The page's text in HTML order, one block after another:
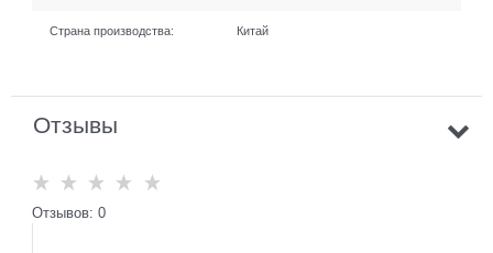
Страна производства: Китай
Отзывы
Отзывов: 0